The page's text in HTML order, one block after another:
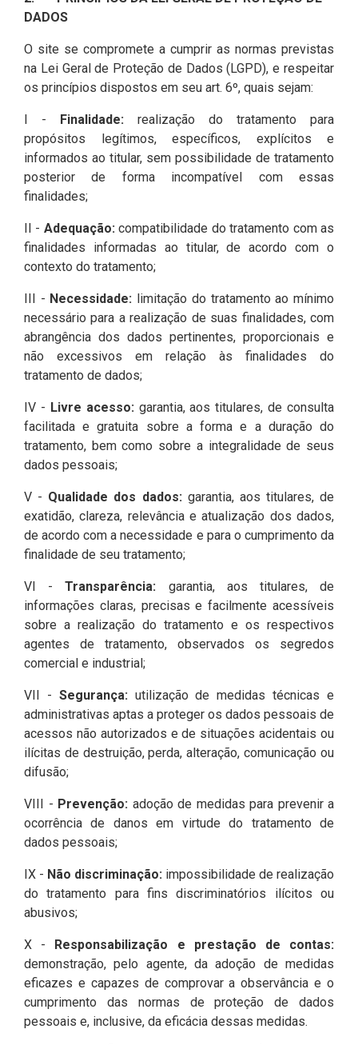
DADOS
O site se compromete a cumprir as normas previstas
na Lei Geral de Proteção de Dados (LGPD), e respeitar
os princípios dispostos em seu art. 6º, quais sejam:
I - Finalidade: realização do tratamento para
propósitos legítimos, específicos, explícitos e
informados ao titular, sem possibilidade de tratamento
posterior de forma incompatível com essas
finalidades;
II - Adequação:compatibilidade do tratamento com as
finalidades informadas ao titular, de acordo com o
contexto do tratamento;
III - Necessidade: limitação do tratamento ao mínimo
necessário para a realização de suas finalidades, com
abrangência dos dados pertinentes, proporcionais e
não excessivos em relação às finalidades do
tratamento de dados;
IV - Livre acesso:garantia, aos titulares, de consulta
facilitada e gratuita sobre a forma e a duração do
tratamento, bem como sobre a integralidade de seus
dados pessoais;
V - Qualidade dos dados:garantia, aos titulares, de
exatidão, clareza, relevância e atualização dos dados,
de acordo com a necessidade e para o cumprimento da
finalidade de seu tratamento;
VI -Transparência: garantia, aos titulares, de
informações claras, precisas e facilmente acessíveis
sobre a realização do tratamento e os respectivos
agentes de tratamento, observados os segredos
comercial e industrial;
VII - Segurança:utilização de medidas técnicas e
administrativas aptas a proteger os dados pessoais de
acessos não autorizados e de situações acidentais ou
ilícitas de destruição, perda, alteração, comunicação ou
difusão;
VIII - Prevenção: adoção de medidas para prevenir a
ocorrência de danos em virtude do tratamento de
dados pessoais;
IX - Não discriminação: impossibilidade de realização
do tratamento para fins discriminatórios ilícitos ou
abusivos;
X - Responsabilização e prestação de contas:
demonstração, pelo agente, da adoção de medidas
eficazes e capazes de comprovar a observância e o
cumprimento das normas de proteção de dados
pessoais e, inclusive, da eficácia dessas medidas.